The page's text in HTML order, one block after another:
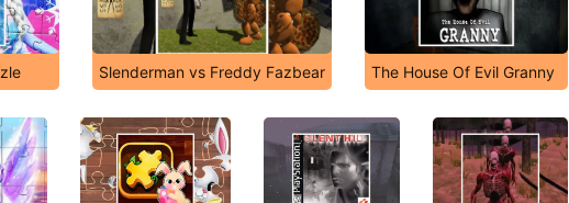
Slenderman vs Freddy Fazbear The House Of Evil Granny